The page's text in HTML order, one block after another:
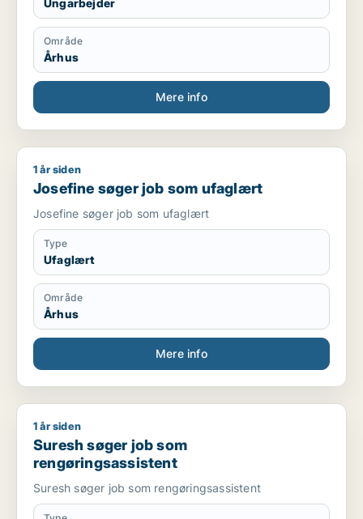
Ungarbejder
Område
Århus
Mere info
Josefine søger job som ufaglært
1 år siden
Josefine søger job som ufaglært
Josefine søger job som ufaglært
Type
Ufaglært
Område
Århus
Mere info
Suresh søger job som rengøringsassistent
1 år siden
Suresh søger job som
rengøringsassistent
Suresh søger job som rengøringsassistent